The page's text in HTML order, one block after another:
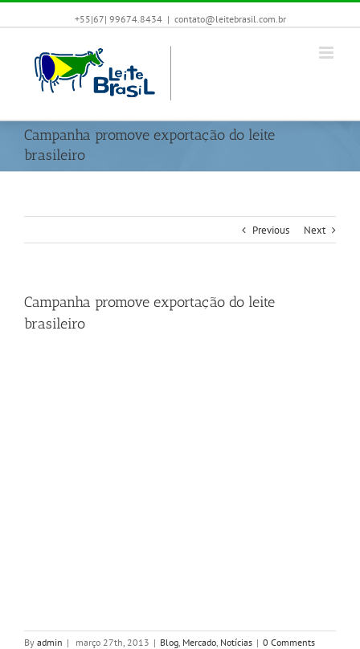
+55|67| 99674.8434 | contato@leitebrasil.com.br
Campanha promove exportação do leite
brasileiro
Previous Next
Campanha promove exportação do leite
brasileiro
By admin | março 27th, 2013 | Blog, Mercado, Notícias | 0 Comments